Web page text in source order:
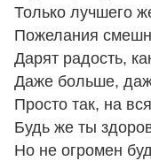
Только лучшего
Пожелания
Дарят радость,
Даже больше,
Просто так, на
Будь же ты
Но не огромен